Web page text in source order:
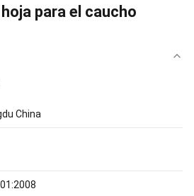
para el caucho
China